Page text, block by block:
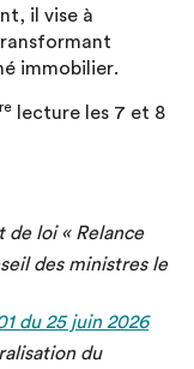
il vise à
immobilier.
lecture les 7 et 8
loi « Relance
des ministres le
du 25 juin 2026
du